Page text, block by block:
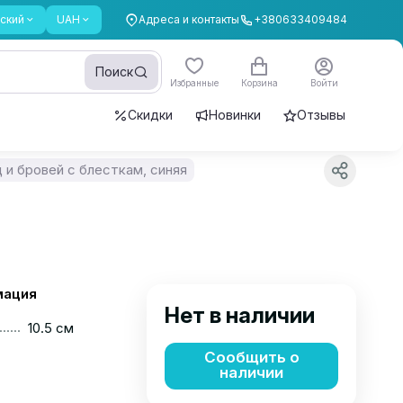
UAH Адреса и контакты +380633409484
Поиск
Избранные Корзина Войти
Скидки Новинки Отзывы
бровей с блесткам, синяя
10.5 см Нет в наличии
Сообщить о
наличии